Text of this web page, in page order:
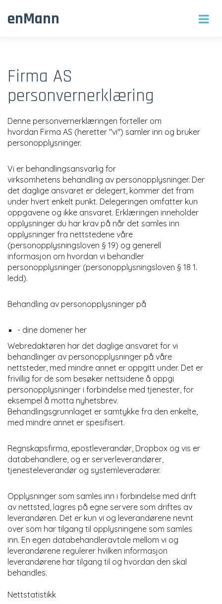
enMann
Firma AS
personvernerklæring
Denne personvernerklæringen forteller om
hvordan Firma AS (heretter "vi") samler inn og bruker
personopplysninger.
Vi er behandlingsansvarlig for
virksomhetens behandling av personopplysninger. Der
det daglige ansvaret er delegert, kommer det fram
under hvert enkelt punkt. Delegeringen omfatter kun
oppgavene og ikke ansvaret. Erklæringen inneholder
opplysninger du har krav på når det samles inn
opplysninger fra nettstedene våre
(personopplysningsloven § 19) og generell
informasjon om hvordan vi behandler
personopplysninger (personopplysningsloven § 18 1.
ledd).
Behandling av personopplysninger på
- dine domener her
Webredaktøren har det daglige ansvaret for vi
behandlinger av personopplysninger på våre
nettsteder, med mindre annet er oppgitt under. Det er
frivillig for de som besøker nettsidene å oppgi
personopplysninger i forbindelse med tjenester, for
eksempel å motta nyhetsbrev.
Behandlingsgrunnlaget er samtykke fra den enkelte,
med mindre annet er spesifisert.
Regnskapsfirma, epostleverandør, Dropbox og vis er
databehandlere, og er serverleverandører,
tjenesteleverandør og systemleveradører.
Opplysninger som samles inn i forbindelse med drift
av nettsted, lagres på egne servere som driftes av
leverandøren. Det er kun vi og leverandørene nevnt
over som har tilgang til opplysningene som samles
inn. En egen databehandleravtale mellom vi og
leverandørene regulerer hvilken informasjon
leverandørene har tilgang til og hvordan den skal
behandles.
Nettstatistikk